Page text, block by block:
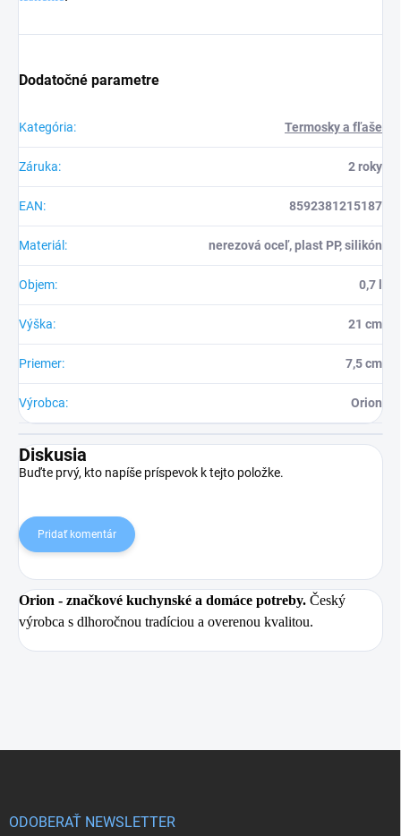
Dodatočné parametre
Kategória: Termosky a fľaše
Záruka: 2 roky
EAN: 8592381215187
Materiál : nerezová oceľ, plast PP, silikón
Objem: 0,7 l
Výška: 21 cm
Priemer: 7,5 cm
Výrobca: Orion
Diskusia
Buďte prvý, kto napíše príspevok k tejto položke.
Pridať komentár
Orion - značkové kuchynské a domáce potreby. Český
výrobca s dlhoročnou tradíciou a overenou kvalitou.
ODOBERAŤ NEWSLETTER